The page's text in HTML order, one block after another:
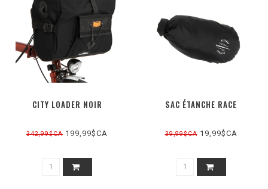
CITY LOADER NOIR
342,99$CA 199,99$CA
SAC ÉTANCHE RACE
39,99$CA19,99$CA